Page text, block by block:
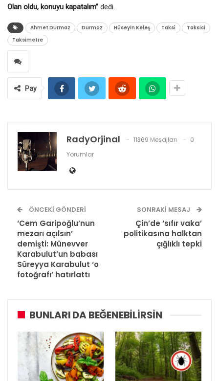
Olan oldu, konuyu kapatalım” dedi.
Ahmet Durmaz Durmaz Hüseyin Keleş Taksi̇
Taksici
Taksimetre
Pay
RadyOrjinal 11369 Mesajları
0
Yorumlar
ÖNCEKI GÖNDERI
‘Cem Garipoğlu’nun
mezarı açılsın’
demişti: Münevver
Karabulut’un babası
Süreyya Karabulut ‘o
fotoğrafı’ hatırlattı
SONRAKI MESAJ
Çin’de ‘sıfır vaka’
politikasına halktan
çığlıklı tepki
BUNLARI DA BEĞENEBILIRSIN